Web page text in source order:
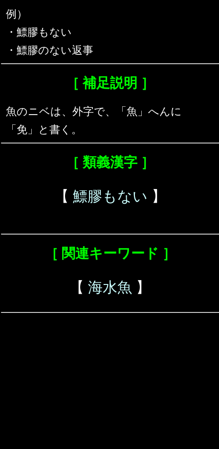
例）
・鰾膠もない
・鰾膠のない返事
［ 補足説明 ］
魚のニベは、外字で、「魚」へんに
「免」と書く。
［ 類義漢字 ］
【 鰾膠もない 】
［ 関連キーワード ］
【 海水魚 】